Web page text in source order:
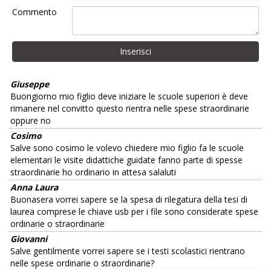
Commento
Giuseppe
Buongiorno mio figlio deve iniziare le scuole superiori è deve
rimanere nel convitto questo rientra nelle spese straordinarie
oppure no
Cosimo
Salve sono cosimo le volevo chiedere mio figlio fa le scuole
elementari le visite didattiche guidate fanno parte di spesse
straordinarie ho ordinario in attesa salaluti
Anna Laura
Buonasera vorrei sapere se la spesa di rilegatura della tesi di
laurea comprese le chiave usb per i file sono considerate spese
ordinarie o straordinarie
Giovanni
Salve gentilmente vorrei sapere se i testi scolastici rientrano
nelle spese ordinarie o straordinarie?